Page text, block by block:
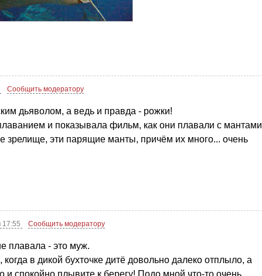
Сообщить модератору
дьяволом, а ведь и правда - рожки!
и показывала фильм, как они плавали с мантами
зрелище, эти парящие манты, причём их много... очень
17:55 Сообщить модератору
плавала - это муж.
в дикой бухточке дитё довольно далеко отплыло, а